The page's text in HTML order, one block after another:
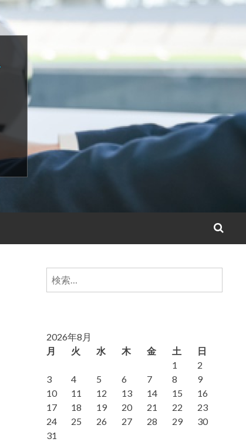
検
2026年8月
月
火 水 木 金 土 日
1
2
3
4 5 6 7 8
9
10
11 12 13 14 15
16
17
18 19 20 21 22
23
24
25 26 27 28 29
30
31